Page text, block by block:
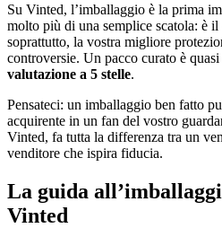
Su Vinted, l’imballaggio è la prima
molto più di una semplice scatola: è
soprattutto, la vostra migliore
controversie. Un pacco curato è
valutazione a 5 stelle.
Pensateci: un imballaggio ben fatto
acquirente in un fan del vostro
Vinted, fa tutta la differenza tra un
venditore che ispira fiducia.
La guida
Vinted